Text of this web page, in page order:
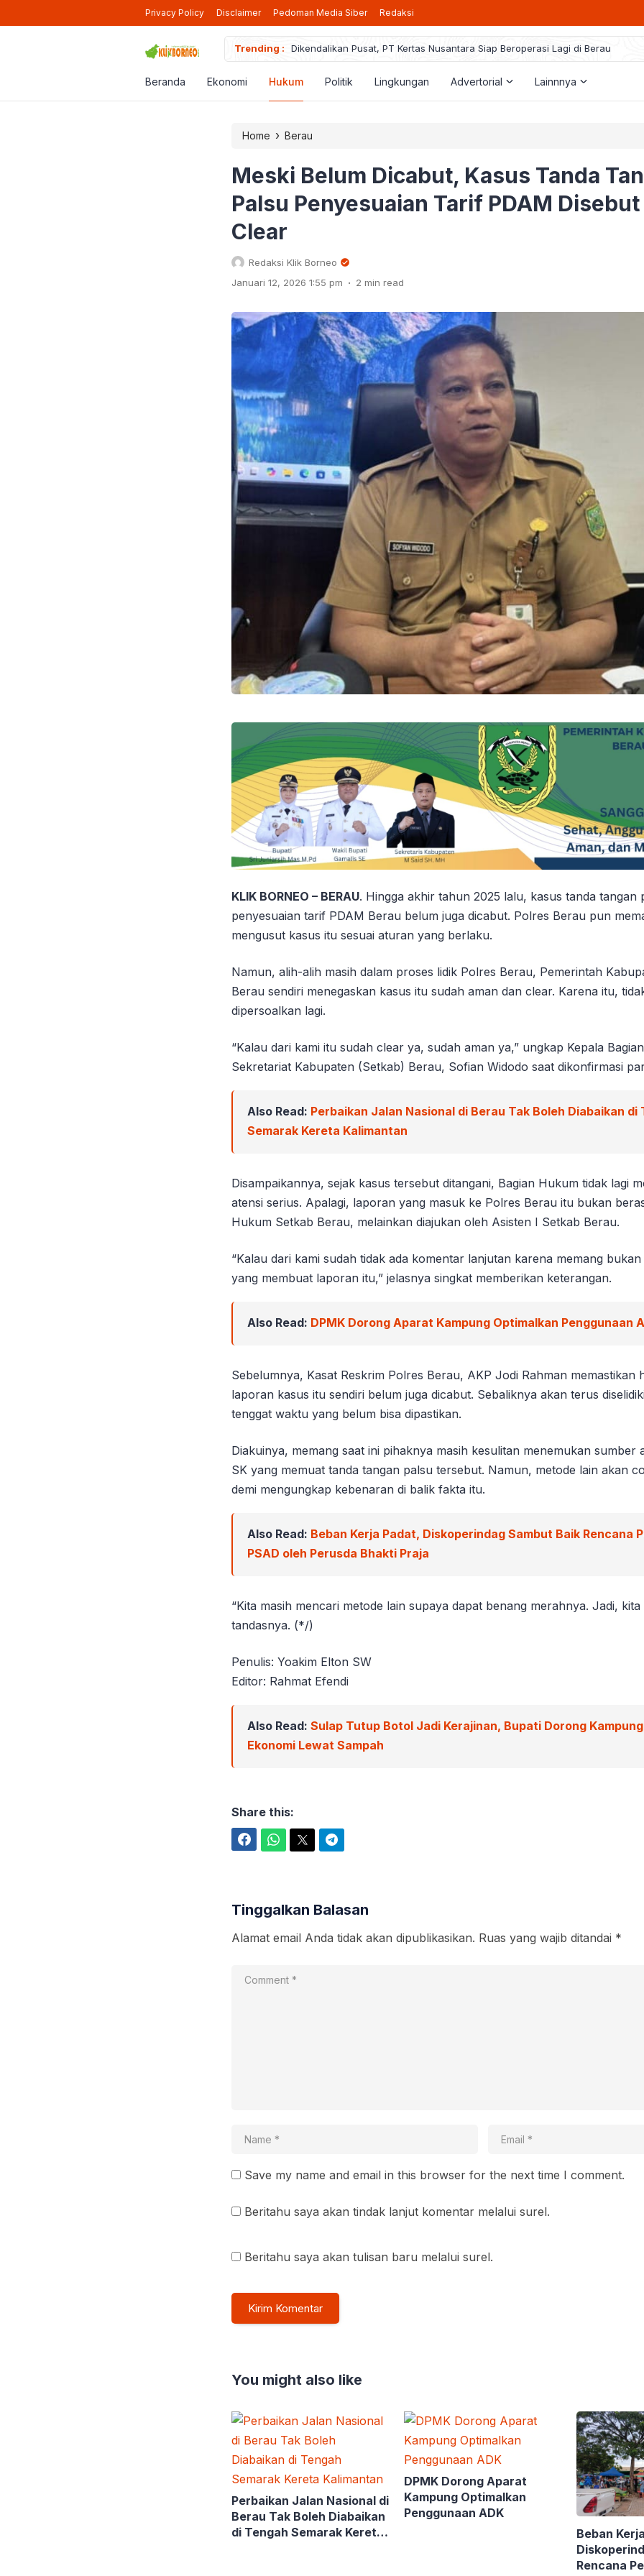
Privacy Policy Disclaimer Pedoman Media Siber Redaksi
Trending :
Dikendalikan Pusat, PT Kertas Nusantara Siap Beroperasi Lagi di Berau
Pendaftaran Beasiswa Berau Cerdas 2025 Resmi Dibuka, Berikut Pedoman
Ikut Program PPG, Guru Honorer Bisa Jadi PPPK: BKPSDM Menanti Arahan
Beranda Ekonomi Hukum Politik Lingkungan Advertorial Lainnnya
Home › Berau
Meski Belum Dicabut, Kasus Tanda
Palsu Penyesuaian Tarif PDAM
Clear
Redaksi Klik Borneo
Januari 12, 2026 1:55 pm . 2 min read
KLIK BORNEO – BERAU. Hingga akhir tahun 2025 lalu, kasus tanda tangan
penyesuaian tarif PDAM Berau belum juga dicabut. Polres Berau pun
mengusut kasus itu sesuai aturan yang berlaku.
Namun, alih-alih masih dalam proses lidik Polres Berau, Pemerintah
Berau sendiri menegaskan kasus itu sudah aman dan clear. Karena itu,
dipersoalkan lagi.
“Kalau dari kami itu sudah clear ya, sudah aman ya,” ungkap Kepala
Sekretariat Kabupaten (Setkab) Berau, Sofian Widodo saat dikonfirmasi
Also Read: Perbaikan Jalan Nasional di Berau Tak Boleh Diabaikan di
Semarak Kereta Kalimantan
Disampaikannya, sejak kasus tersebut ditangani, Bagian Hukum tidak lagi
atensi serius. Apalagi, laporan yang masuk ke Polres Berau itu bukan
Hukum Setkab Berau, melainkan diajukan oleh Asisten I Setkab Berau.
“Kalau dari kami sudah tidak ada komentar lanjutan karena memang
yang membuat laporan itu,” jelasnya singkat memberikan keterangan.
Also Read: DPMK Dorong Aparat Kampung Optimalkan Penggunaan
Sebelumnya, Kasat Reskrim Polres Berau, AKP Jodi Rahman memastikan
laporan kasus itu sendiri belum juga dicabut. Sebaliknya akan terus
tenggat waktu yang belum bisa dipastikan.
Diakuinya, memang saat ini pihaknya masih kesulitan menemukan sumber
SK yang memuat tanda tangan palsu tersebut. Namun, metode lain akan
demi mengungkap kebenaran di balik fakta itu.
Also Read: Beban Kerja Padat, Diskoperindag Sambut Baik Rencana
PSAD oleh Perusda Bhakti Praja
“Kita masih mencari metode lain supaya dapat benang merahnya. Jadi,
tandasnya. (*/)
Penulis: Yoakim Elton SW
Editor: Rahmat Efendi
Also Read: Sulap Tutup Botol Jadi Kerajinan, Bupati Dorong
Ekonomi Lewat Sampah
Share this:
Tinggalkan Balasan
Alamat email Anda tidak akan dipublikasikan. Ruas yang wajib ditandai *
Save my name and email in this browser for the next time I comment.
Beritahu saya akan tindak lanjut komentar melalui surel.
Beritahu saya akan tulisan baru melalui surel.
You might also like
Perbaikan Jalan Nasional di
Berau Tak Boleh Diabaikan
di Tengah Semarak Kereta
DPMK Dorong Aparat
Kampung Optimalkan
Penggunaan ADK
Beban
Rencana